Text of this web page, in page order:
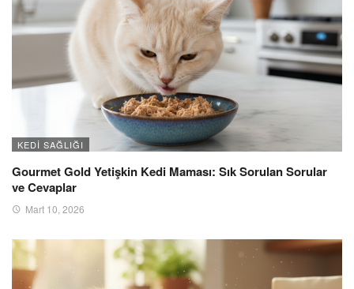
KEDI SAĞLIĞI
Gourmet Gold Yetişkin Kedi Maması: Sık Sorulan Sorular
ve Cevaplar
Mart 10, 2026